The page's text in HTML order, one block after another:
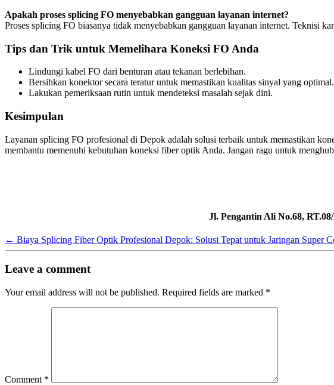
Apakah proses splicing FO menyebabkan gangguan layanan internet?
Proses splicing FO biasanya tidak menyebabkan gangguan layanan internet. Teknisi
Tips dan Trik untuk Memelihara Koneksi FO Anda
Lindungi kabel FO dari benturan atau tekanan berlebihan.
Bersihkan konektor secara teratur untuk memastikan kualitas sinyal yang optimal.
Lakukan pemeriksaan rutin untuk mendeteksi masalah sejak dini.
Kesimpulan
Layanan splicing FO profesional di Depok adalah solusi terbaik untuk memastikan
membantu memenuhi kebutuhan koneksi fiber optik Anda. Jangan ragu untuk
Jl. Pengantin Ali No.68,
← Biaya Splicing Fiber Optik Profesional Depok: Solusi Tepat untuk Jaringan Super
Leave a comment
Your email address will not be published. Required fields are marked *
Comment *